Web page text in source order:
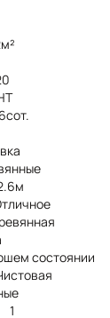
6сот.
2.6м
Отличное
состоянии
чистовая
1